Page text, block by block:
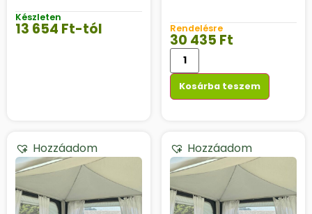
Készleten
13 654 Ft-tól Rendelésre
30 435 Ft
Kosárba teszem
Hozzáadom Hozzáadom